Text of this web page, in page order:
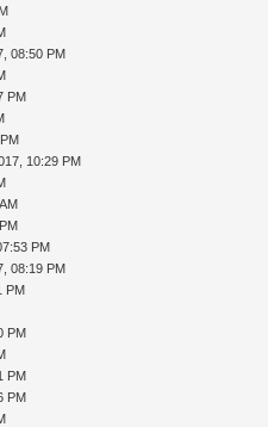
08:50 PM
PM
10:29 PM
PM
08:19 PM
PM
PM
PM
PM